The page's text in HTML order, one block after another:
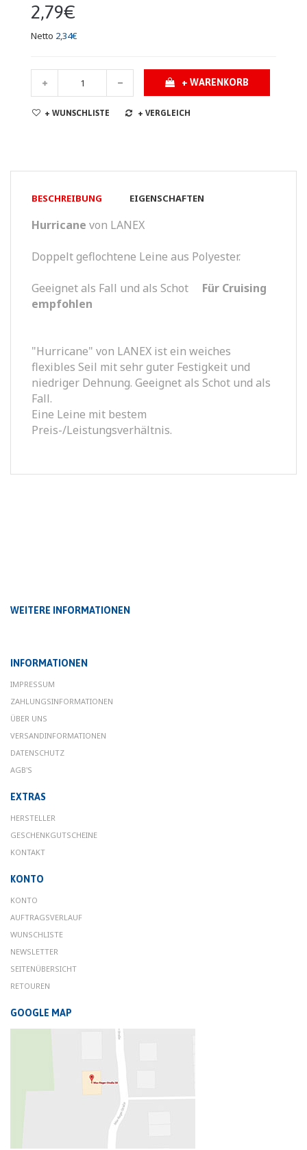
2,79€
Netto 2,34€
+ WARENKORB
+ WUNSCHLISTE + VERGLEICH
BESCHREIBUNG EIGENSCHAFTEN
Hurricane von LANEX
Doppelt geflochtene Leine aus Polyester.
Geeignet als Fall und als Schot
Für Cruising
empfohlen
"Hurricane" von LANEX ist ein weiches
flexibles Seil mit sehr guter Festigkeit und
niedriger Dehnung. Geeignet als Schot und als
Fall.
Eine Leine mit bestem
Preis-/Leistungsverhältnis.
WEITERE INFORMATIONEN
INFORMATIONEN
IMPRESSUM
ZAHLUNGSINFORMATIONEN
ÜBER UNS
VERSANDINFORMATIONEN
DATENSCHUTZ
AGB'S
EXTRAS
HERSTELLER
GESCHENKGUTSCHEINE
KONTAKT
KONTO
KONTO
AUFTRAGSVERLAUF
WUNSCHLISTE
NEWSLETTER
SEITENÜBERSICHT
RETOUREN
GOOGLE MAP